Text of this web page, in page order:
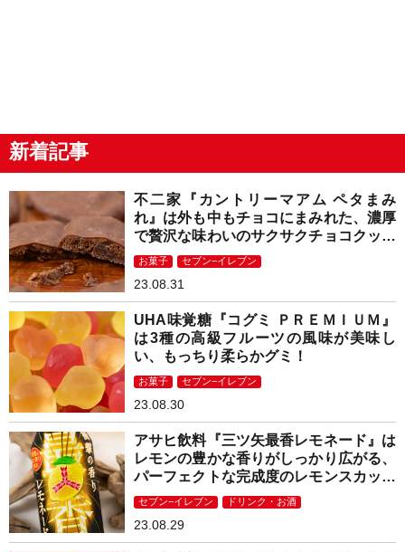
新着記事
不二家『カントリーマアム ペタまみ
れ』は外も中もチョコにまみれた、濃厚
で贅沢な味わいのサクサクチョコクッキ
ー！
お菓子 セブン−イレブン
23.08.31
UHA味覚糖『コグミ ＰＲＥＭＩＵＭ』
は3種の高級フルーツの風味が美味し
い、もっちり柔らかグミ！
お菓子 セブン−イレブン
23.08.30
アサヒ飲料『三ツ矢最香レモネード』は
レモンの豊かな香りがしっかり広がる、
パーフェクトな完成度のレモンスカッシ
ュ！
セブン−イレブン ドリンク・お酒
23.08.29